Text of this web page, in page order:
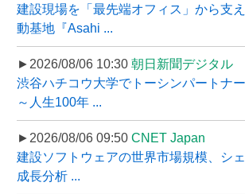
建設現場を「最先端オフィス」から支
動基地『Asahi ...
►2026/08/06 10:30 朝日新聞デジタル
渋谷ハチコウ大学でトーシンパートナ
～人生100年 ...
►2026/08/06 09:50 CNET Japan
建設ソフトウェアの世界市場規模、シ
成長分析 ...